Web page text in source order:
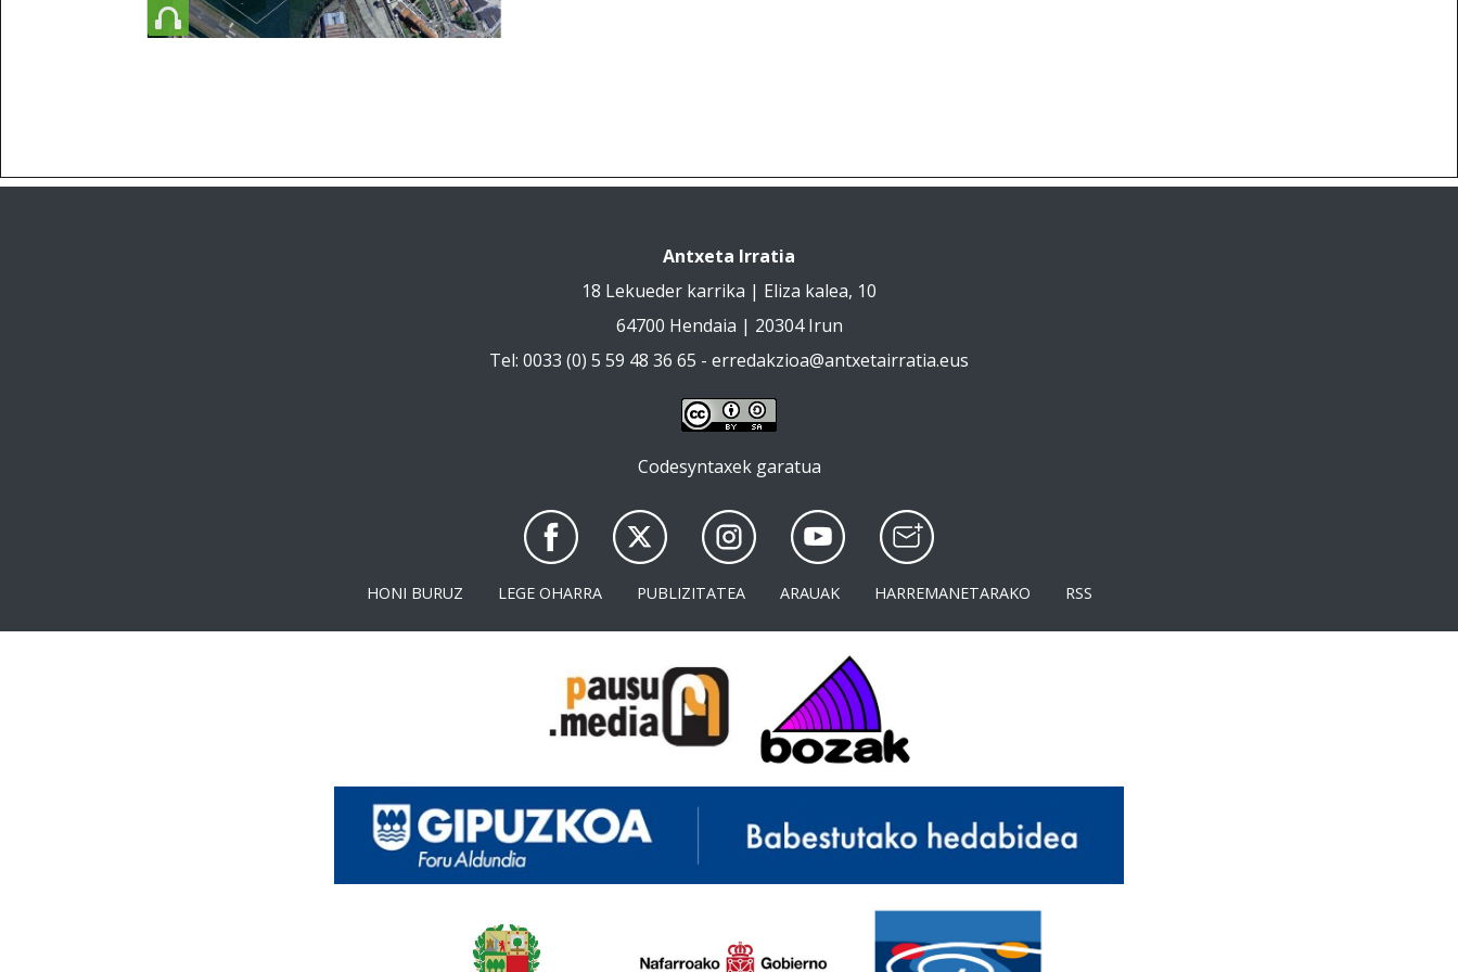
Antxeta Irratia
18 Lekueder karrika | Eliza kalea, 10
64700 Hendaia | 20304 Irun
Tel: 0033 (0) 5 59 48 36 65 - erredakzioa@antxetairratia.eus
Codesyntaxek garatua
HONI BURUZ LEGE OHARRA PUBLIZITATEA ARAUAK HARREMANETARAKO RSS